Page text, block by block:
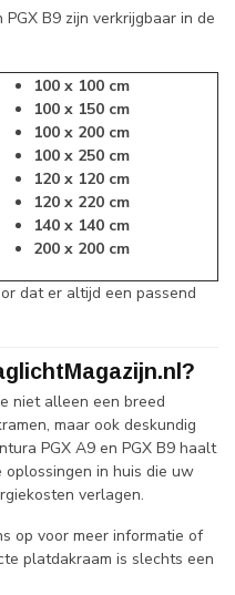
B9 zijn verkrijgbaar in de
100 x 100 cm
100 x 150 cm
100 x 200 cm
100 x 250 cm
120 x 120 cm
120 x 220 cm
140 x 140 cm
200 x 200 cm
dat er altijd een passend
niet alleen een breed
maar ook deskundig
PGX A9 en PGX B9 haalt
oplossingen in huis die uw
verlagen.
op voor meer informatie of
platdakraam is slechts een